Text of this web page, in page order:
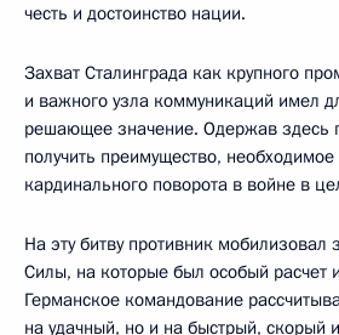
честь и достоинство нации.
Захват Сталинграда как крупного
и важного узла коммуникаций имел
решающее значение. Одержав здесь
получить преимущество,
кардинального поворота в войне в
На эту битву противник мобилизовал
Силы, на которые был особый расчет
Германское командование
на удачный, но и на быстрый, скорый